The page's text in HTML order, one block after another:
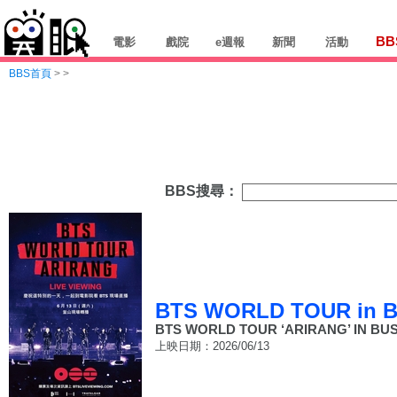
電影 戲院 e週報 新聞 活動
BBS首頁 > >
BBS搜尋：
BTS WORLD TOUR in
BTS WORLD TOUR ‘ARIRANG’ IN
上映日期：2026/06/13